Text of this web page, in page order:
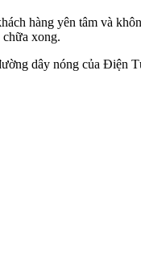
hàng yên tâm và
xong.
dây nóng của Điện